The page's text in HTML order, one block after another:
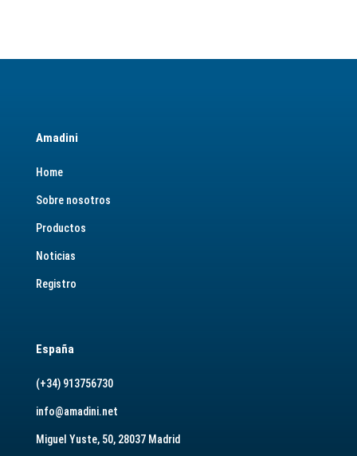
Amadini
Home
Sobre nosotros
Productos
Noticias
Registro
España
(+34) 913756730
info@amadini.net
Miguel Yuste, 50, 28037 Madrid